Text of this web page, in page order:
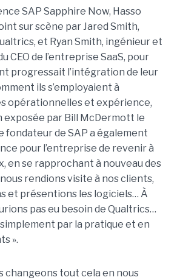
SAP Sapphire Now, Hasso
sur scène par Jared Smith,
et Ryan Smith, ingénieur et
CEO de l’entreprise SaaS, pour
progressait l’intégration de leur
ils s’employaient à
opérationnelles et expérience,
exposée par Bill McDermott le
fondateur de SAP a également
pour l’entreprise de revenir à
en se rapprochant à nouveau des
nous rendions visite à nos clients,
et présentions les logiciels… À
pas eu besoin de Qualtrics…
par la pratique et en
».
changeons tout cela en nous